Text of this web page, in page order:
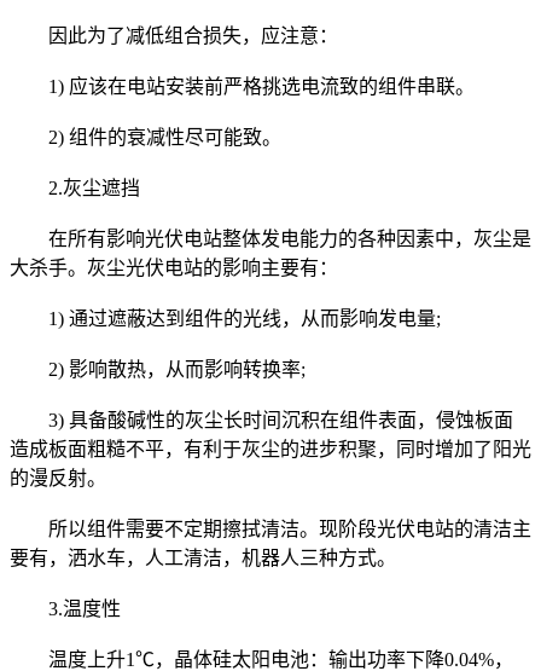
因此为了减低组合损失，应注意：
1) 应该在电站安装前严格挑选电流致的组件串联。
2) 组件的衰减性尽可能致。
2.灰尘遮挡
在所有影响光伏电站整体发电能力的各种因素中，灰尘是
大杀手。灰尘光伏电站的影响主要有：
1) 通过遮蔽达到组件的光线，从而影响发电量;
2) 影响散热，从而影响转换率;
3) 具备酸碱性的灰尘长时间沉积在组件表面，侵蚀板面
造成板面粗糙不平，有利于灰尘的进步积聚，同时增加了阳光
的漫反射。
所以组件需要不定期擦拭清洁。现阶段光伏电站的清洁主
要有，洒水车，人工清洁，机器人三种方式。
3.温度性
温度上升1℃，晶体硅太阳电池：输出功率下降0.04%，